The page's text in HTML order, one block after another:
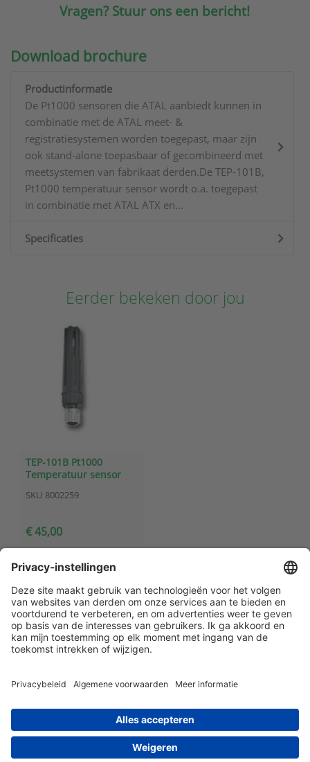
Vragen? Stuur ons een bericht!
Download brochure
Productinformatie
De Pt1000 sensoren die ATAL aanbiedt kunnen in
combinatie met de ATAL meet- &
registratiesystemen worden toegepast, maar zijn
ook stand-alone toepasbaar of gecombineerd met
meetsystemen van fabrikaat derden.De TEP-101B,
Pt1000 temperatuur sensor wordt o.a. toegepast
in combinatie met ATAL ATX en...
Specificaties
Eerder bekeken door jou
TEP-101B Pt1000
Temperatuur sensor
SKU 8002259
€ 45,00
Klantenservice
Contact met ATAL
Maandelijks op de hoogte blijven? Schrijf